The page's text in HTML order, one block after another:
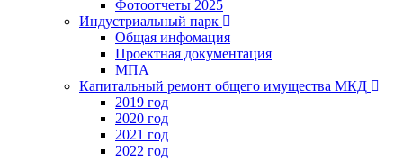
Фотоотчеты 2025
Индустриальный парк
Общая инфомация
Проектная документация
МПА
Капитальный ремонт общего имущества МКД
2019 год
2020 год
2021 год
2022 год